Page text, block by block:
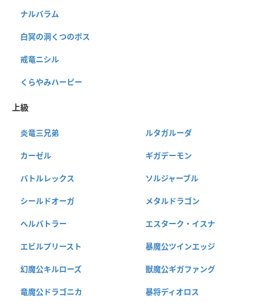
ナルバラム
白冥の洞くつのボス
戒竜ニシル
くらやみハーピー
上級
炎竜三兄弟 ルタガルーダ
カーゼル ギガデーモン
バトルレックス ソルジャーブル
シールドオーガ メタルドラゴン
ヘルバトラー エスターク・イスナ
エビルプリースト 暴魔公ツインエッジ
幻魔公キルローズ 獣魔公ギガファング
竜魔公ドラゴニカ 暴将ディオロス